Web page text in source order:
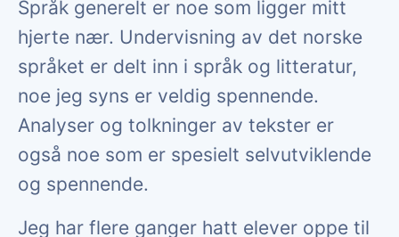
Språk generelt er noe som ligger mitt
hjerte nær. Undervisning av det norske
språket er delt inn i språk og litteratur,
noe jeg syns er veldig spennende.
Analyser og tolkninger av tekster er
også noe som er spesielt selvutviklende
og spennende.
Jeg har flere ganger hatt elever oppe til